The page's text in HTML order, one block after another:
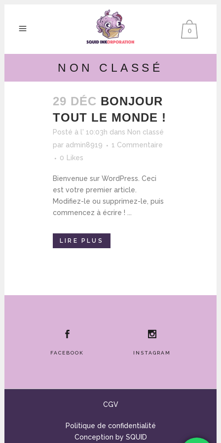
0
NON CLASSÉ
29 DÉC BONJOUR
TOUT LE MONDE !
Posté à l' 10:03h dans Non classé
par admin8919
1 Commentaire
0
Likes
Bienvenue sur WordPress. Ceci
est votre premier article.
Modifiez-le ou supprimez-le, puis
commencez à écrire ! ...
LIRE PLUS
FACEBOOK INSTAGRAM
CGV
Politique de confidentialité
Conception by SQUID